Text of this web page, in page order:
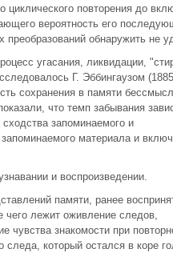
циклического повторения до
вероятность его
обнаружить не
угасания, ликвидации,
Г. Эббингаузом
сохранения в памяти
что темп забывания
запоминаемого и
материала и
и воспроизведении.
памяти, ранее
лежит оживление следов,
чувства знакомости при
который остался в коре